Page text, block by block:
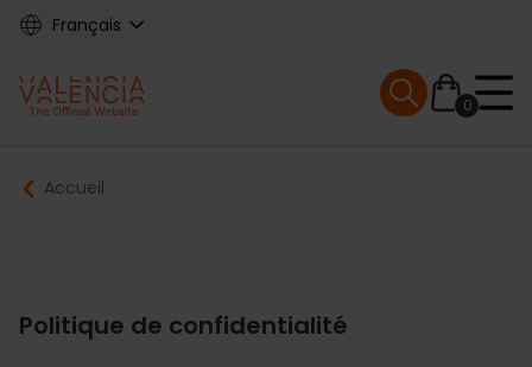
Skip
content
Français
Main
navigation
0
Mobile menu
Breadcrumb
Accueil
Politique de confidentialité